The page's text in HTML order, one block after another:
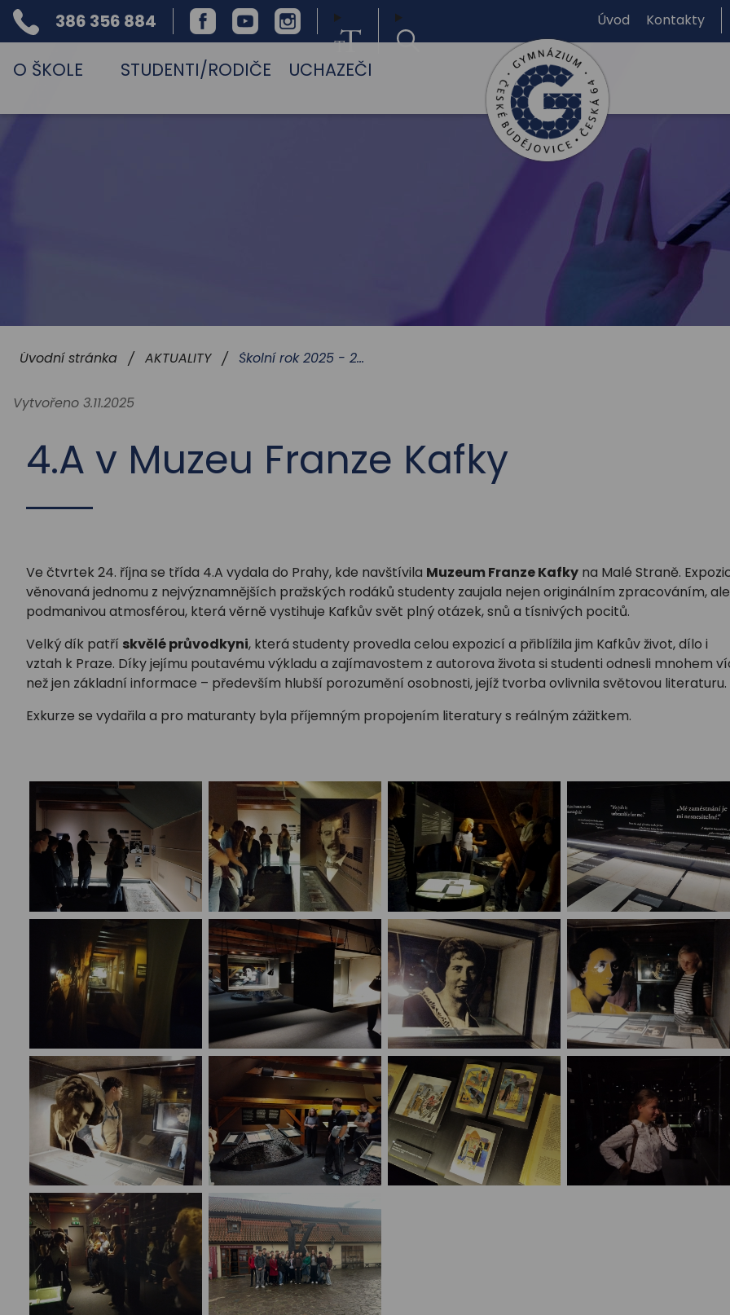
Gymnázium,
České
Budějovice,
Česká
Úvod Kontakty
O ŠKOLE STUDENTI/RODIČE UCHAZEČI
Telefon
386 356 884
FacebookYoutubeInstagram
Úvodní stránka / AKTUALITY / Školní rok 2025 - 2026
Vytvořeno 3.11.2025
4.A v Muzeu Franze Kafky
Ve čtvrtek 24. října se třída 4.A vydala do Prahy, kde navštívila Muzeum Franze Kafky na Malé Straně.
věnovaná jednomu z nejvýznamnějších pražských rodáků studenty zaujala nejen originálním zpracováním,
podmanivou atmosférou, která věrně vystihuje Kafkův svět plný otázek, snů a tísnivých pocitů.
Velký dík patří skvělé průvodkyni, která studenty provedla celou expozicí a přiblížila jim Kafkův život, dílo i
vztah k Praze. Díky jejímu poutavému výkladu a zajímavostem z autorova života si studenti odnesli mnohem
než jen základní informace – především hlubší porozumění osobnosti, jejíž tvorba ovlivnila světovou literaturu.
Exkurze se vydařila a pro maturanty byla příjemným propojením literatury s reálným zážitkem.